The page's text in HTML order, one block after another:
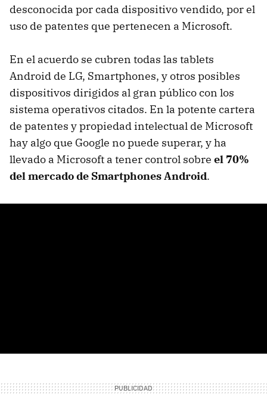
desconocida por cada dispositivo vendido, por el
uso de patentes que pertenecen a Microsoft.
En el acuerdo se cubren todas las tablets
Android de LG, Smartphones, y otros posibles
dispositivos dirigidos al gran público con los
sistema operativos citados. En la potente cartera
de patentes y propiedad intelectual de Microsoft
hay algo que Google no puede superar, y ha
llevado a Microsoft a tener control sobre el 70%
del mercado de Smartphones Android.